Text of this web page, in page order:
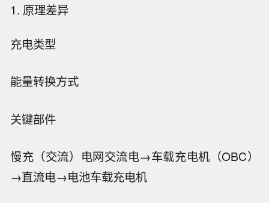
1. 原理差异
充电类型
能量转换方式
关键部件
慢充（交流） 电网交流电→车载充电机（OBC）
→直流电→电池车载充电机